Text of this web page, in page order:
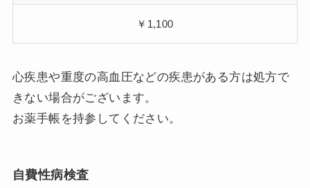
￥1,100
心疾患や重度の高血圧などの疾患がある方は処方で
きない場合がございます。
お薬手帳を持参してください。
自費性病検査